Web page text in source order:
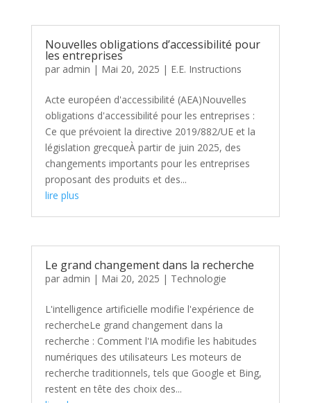
Nouvelles obligations d’accessibilité pour
les entreprises
par admin | Mai 20, 2025 | E.E. Instructions
Acte européen d'accessibilité (AEA)Nouvelles
obligations d'accessibilité pour les entreprises :
Ce que prévoient la directive 2019/882/UE et la
législation grecqueÀ partir de juin 2025, des
changements importants pour les entreprises
proposant des produits et des...
lire plus
Le grand changement dans la recherche
par admin | Mai 20, 2025 | Technologie
L'intelligence artificielle modifie l'expérience de
rechercheLe grand changement dans la
recherche : Comment l'IA modifie les habitudes
numériques des utilisateurs Les moteurs de
recherche traditionnels, tels que Google et Bing,
restent en tête des choix des...